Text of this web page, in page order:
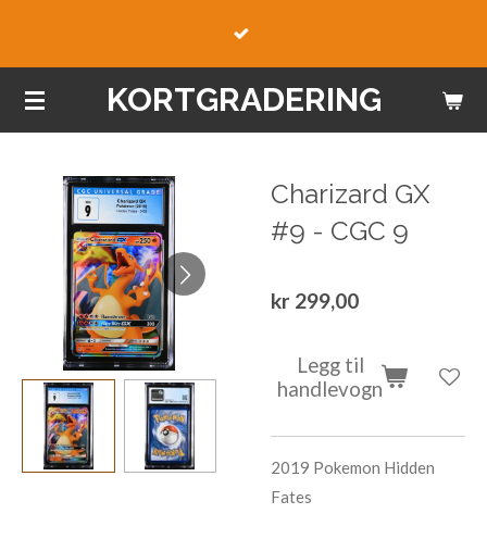
KORTGRADERING
Charizard GX
#9 - CGC 9
kr 299,00
Legg til
handlevogn
2019 Pokemon Hidden
Fates